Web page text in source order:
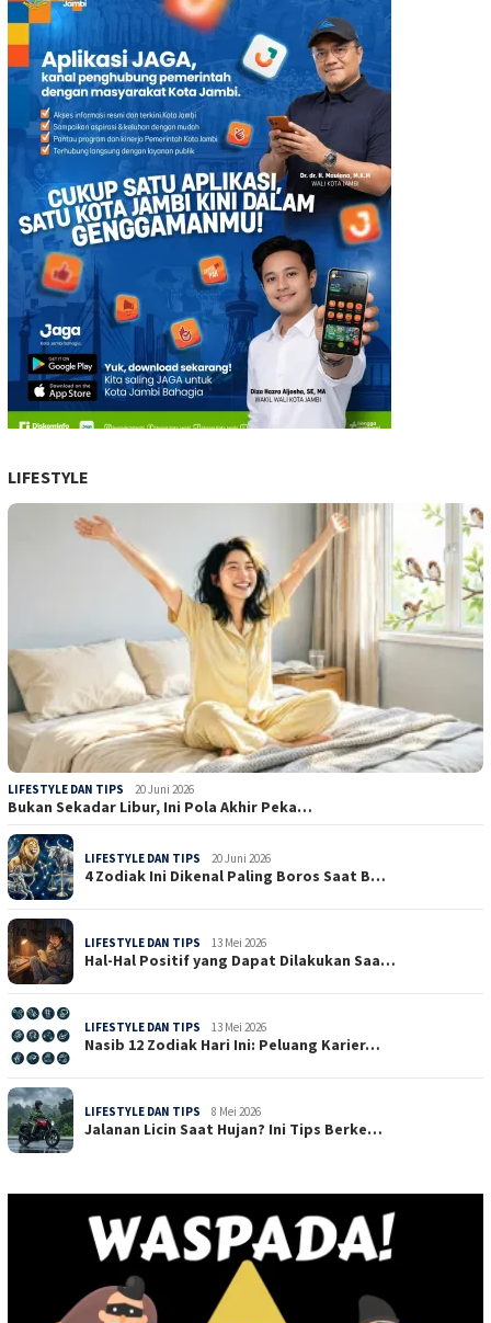
LIFESTYLE
LIFESTYLE DAN TIPS 20 Juni 2026
Bukan Sekadar Libur, Ini Pola Akhir Peka…
LIFESTYLE DAN TIPS 20 Juni 2026
4 Zodiak Ini Dikenal Paling Boros Saat B…
LIFESTYLE DAN TIPS 13 Mei 2026
Hal-Hal Positif yang Dapat Dilakukan Saa…
LIFESTYLE DAN TIPS 13 Mei 2026
Nasib 12 Zodiak Hari Ini: Peluang Karier…
LIFESTYLE DAN TIPS 8 Mei 2026
Jalanan Licin Saat Hujan? Ini Tips Berke…